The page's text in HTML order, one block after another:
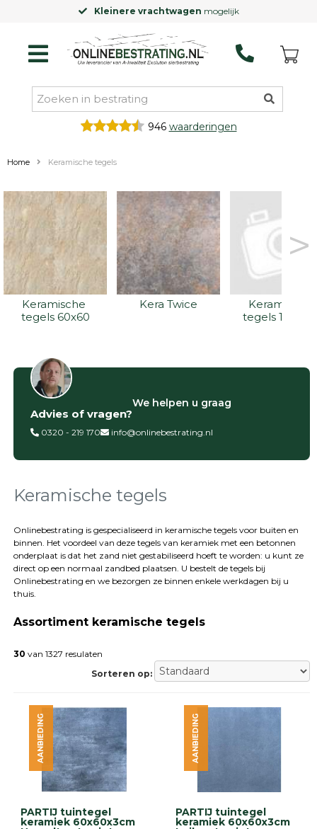
Laagste prijsgarantie
946 waarderingen
Home Keramische tegels
Keramische
tegels 60x60
Kera Twice
Keramische
tegels
>
Filter op
Categorieën
Betontegels
tegels
Natuursteen
Terrastegels
Tuintegels
Stoeptegels
Buitentegels
Balkontegels
Sierbestrating
Gebakken
bestrating
Trommelstenen
Wildverband
bestrating
Muurelementen
Straatklinkers
Opsluitbanden
Betonbanden
Advies of vragen?
We helpen u graag
0320 - 219 170 info@onlinebestrating.nl
Keramische tegels
Onlinebestrating is gespecialiseerd in keramische tegels voor buiten en
binnen. Het voordeel van deze tegels van keramiek met een betonnen
onderplaat is dat het zand niet gestabiliseerd hoeft te worden: u kunt ze
direct op een normaal zandbed plaatsen. U bestelt de tegels bij
Onlinebestrating en we bezorgen ze binnen enkele werkdagen bij u
thuis.
Assortiment keramische tegels
30 van 1327 resulaten
Sorteren op:
PARTIJ tuintegel
keramiek 60x60x3cm
AANBIEDING
PARTIJ tuintegel
keramiek 60x60x3cm
AANBIEDING